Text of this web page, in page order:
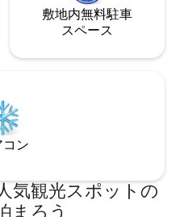
敷地内無料駐⁠車
ス⁠ペ⁠ー⁠ス
コン
気観光スポットの
まろう